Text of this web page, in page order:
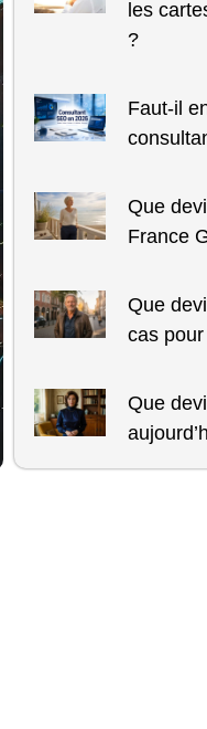
les
?
Faut-il
Que
France
Que
cas
Que